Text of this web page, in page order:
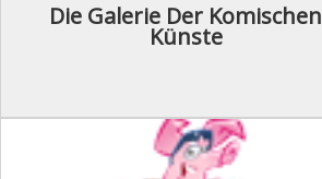
Die Galerie Der Komischen
Künste